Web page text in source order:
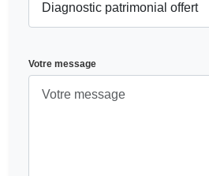
Votre message